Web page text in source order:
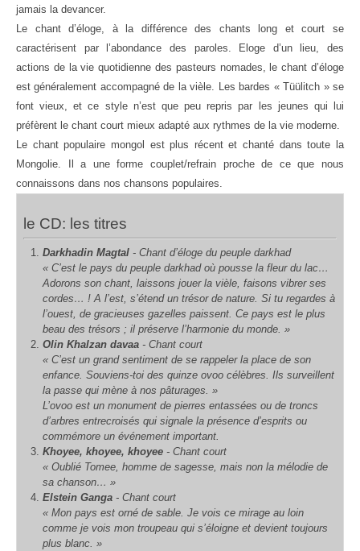
jamais la devancer.
Le chant d’éloge, à la différence des chants long et court se
caractérisent par l’abondance des paroles. Eloge d’un lieu, des
actions de la vie quotidienne des pasteurs nomades, le chant d’éloge
est généralement accompagné de la vièle. Les bardes « Tüülitch » se
font vieux, et ce style n’est que peu repris par les jeunes qui lui
préfèrent le chant court mieux adapté aux rythmes de la vie moderne.
Le chant populaire mongol est plus récent et chanté dans toute la
Mongolie. Il a une forme couplet/refrain proche de ce que nous
connaissons dans nos chansons populaires.
le CD: les titres
Darkhadin Magtal - Chant d’éloge du peuple darkhad
« C’est le pays du peuple darkhad où pousse la fleur du lac…
Adorons son chant, laissons jouer la vièle, faisons vibrer ses
cordes… ! A l’est, s’étend un trésor de nature. Si tu regardes à
l’ouest, de gracieuses gazelles paissent. Ce pays est le plus
beau des trésors ; il préserve l’harmonie du monde. »
Olin Khalzan davaa - Chant court
« C’est un grand sentiment de se rappeler la place de son
enfance. Souviens-toi des quinze ovoo célèbres. Ils surveillent
la passe qui mène à nos pâturages. »
L’ovoo est un monument de pierres entassées ou de troncs
d’arbres entrecroisés qui signale la présence d’esprits ou
commémore un événement important.
Khoyee, khoyee, khoyee - Chant court
« Oublié Tomee, homme de sagesse, mais non la mélodie de
sa chanson… »
Elstein Ganga - Chant court
« Mon pays est orné de sable. Je vois ce mirage au loin
comme je vois mon troupeau qui s’éloigne et devient toujours
plus blanc. »